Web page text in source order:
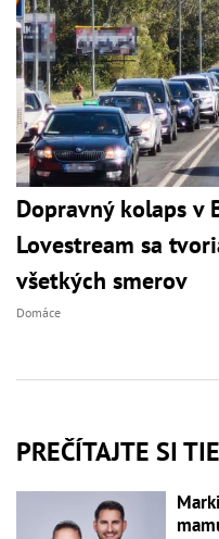
Dopravný kolaps v
Lovestream sa
všetkých smerov
Domáce
PREČÍTAJTE SI